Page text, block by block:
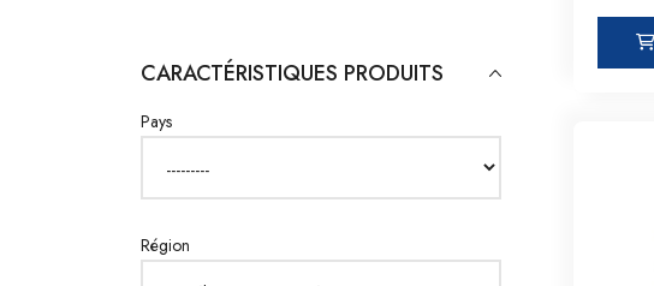
CARACTÉRISTIQUES PRODUITS
Pays
Région